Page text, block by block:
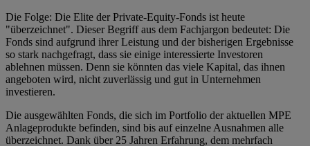
Die Folge: Die Elite der Private-Equity-Fonds ist heute
"überzeichnet". Dieser Begriff aus dem Fachjargon bedeutet: Die
Fonds sind aufgrund ihrer Leistung und der bisherigen Ergebnisse
so stark nachgefragt, dass sie einige interessierte Investoren
ablehnen müssen. Denn sie könnten das viele Kapital, das ihnen
angeboten wird, nicht zuverlässig und gut in Unternehmen
investieren.
Die ausgewählten Fonds, die sich im Portfolio der aktuellen MPE
Anlageprodukte befinden, sind bis auf einzelne Ausnahmen alle
überzeichnet. Dank über 25 Jahren Erfahrung, dem mehrfach